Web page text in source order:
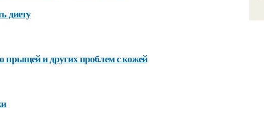
диету
прыщей и других проблем с кожей